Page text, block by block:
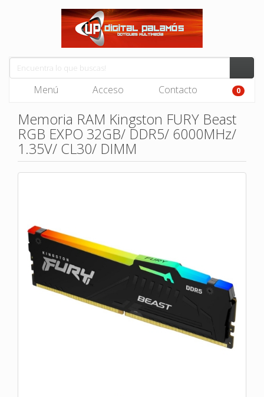
Menú Acceso Contacto 0
Memoria RAM Kingston FURY Beast
RGB EXPO 32GB/ DDR5/ 6000MHz/
1.35V/ CL30/ DIMM